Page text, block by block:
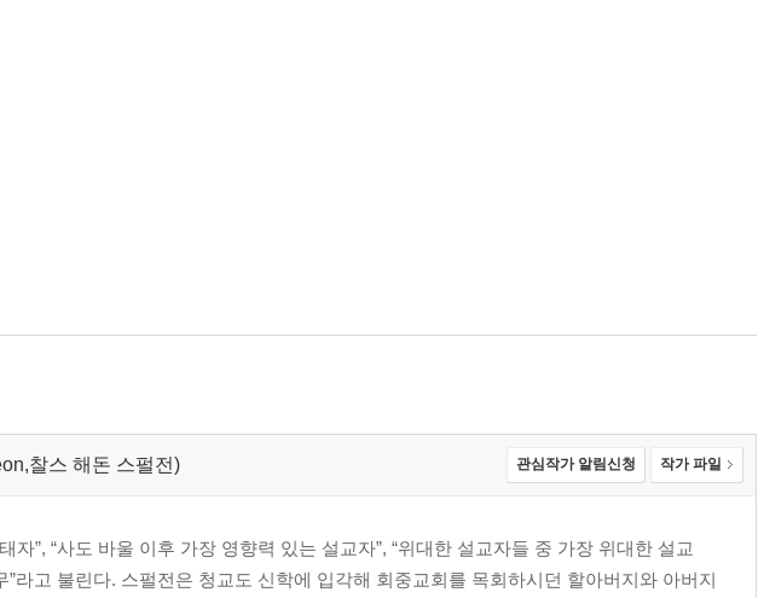
찰스 해돈 스펄전) 관심작가 알림신청 작가 파일
자”, “사도 바울 이후 가장 영향력 있는 설교자”, “위대한 설교자들 중 가장 위대한 설교
”라고 불린다. 스펄전은 청교도 신학에 입각해 회중교회를 목회하시던 할아버지와 아버지